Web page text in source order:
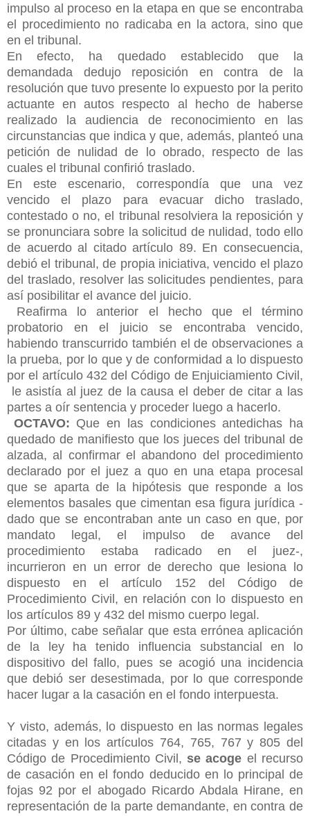
impulso al proceso en la etapa en que se encontraba
el procedimiento no radicaba en la actora, sino que
en el tribunal.
En efecto, ha quedado establecido que la
demandada dedujo reposición en contra de la
resolución que tuvo presente lo expuesto por la perito
actuante en autos respecto al hecho de haberse
realizado la audiencia de reconocimiento en las
circunstancias que indica y que, además, planteó una
petición de nulidad de lo obrado, respecto de las
cuales el tribunal confirió traslado.
En este escenario, correspondía que una vez
vencido el plazo para evacuar dicho traslado,
contestado o no, el tribunal resolviera la reposición y
se pronunciara sobre la solicitud de nulidad, todo ello
de acuerdo al citado artículo 89. En consecuencia,
debió el tribunal, de propia iniciativa, vencido el plazo
del traslado, resolver las solicitudes pendientes, para
así posibilitar el avance del juicio.
Reafirma lo anterior el hecho que el término
probatorio en el juicio se encontraba vencido,
habiendo transcurrido también el de observaciones a
la prueba, por lo que y de conformidad a lo dispuesto
por el artículo 432 del Código de Enjuiciamiento Civil,
le asistía al juez de la causa el deber de citar a las
partes a oír sentencia y proceder luego a hacerlo.
OCTAVO: Que en las condiciones antedichas ha
quedado de manifiesto que los jueces del tribunal de
alzada, al confirmar el abandono del procedimiento
declarado por el juez a quo en una etapa procesal
que se aparta de la hipótesis que responde a los
elementos basales que cimentan esa figura jurídica -
dado que se encontraban ante un caso en que, por
mandato legal, el impulso de avance del
procedimiento estaba radicado en el juez-,
incurrieron en un error de derecho que lesiona lo
dispuesto en el artículo 152 del Código de
Procedimiento Civil, en relación con lo dispuesto en
los artículos 89 y 432 del mismo cuerpo legal.
Por último, cabe señalar que esta errónea aplicación
de la ley ha tenido influencia substancial en lo
dispositivo del fallo, pues se acogió una incidencia
que debió ser desestimada, por lo que corresponde
hacer lugar a la casación en el fondo interpuesta.
Y visto, además, lo dispuesto en las normas legales
citadas y en los artículos 764, 765, 767 y 805 del
Código de Procedimiento Civil, se acoge el recurso
de casación en el fondo deducido en lo principal de
fojas 92 porel abogado Ricardo Abdala Hirane, en
representación de la parte demandante, en contra de